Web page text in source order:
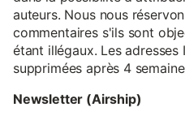
auteurs. Nous nous
commentaires s'ils sont
étant illégaux. Les
supprimées après 4
Newsletter (Airship)